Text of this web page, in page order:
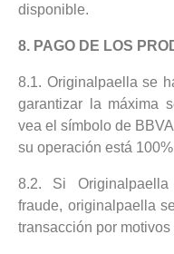
disponible.
8. PAGO DE LOS
8.1. Originalpaella se
garantizar la máxima
vea el símbolo de
su operación está
8.2. Si
fraude, originalpaella
transacción por